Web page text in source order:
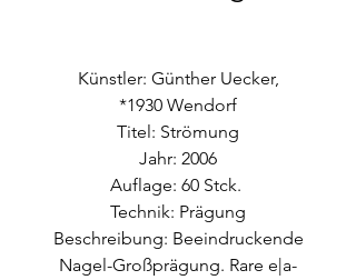
Künstler: Günther Uecker,
*1930 Wendorf
Titel: Strömung
Jahr: 2006
Auflage: 60 Stck.
Technik: Prägung
Beschreibung: Beeindruckende
Nagel-Großprägung. Rare e|a-